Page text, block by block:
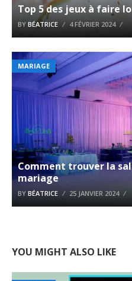
Top 5 des jeux à faire
BY BÉATRICE 4 FÉVRIER 2024
MARIAGE
Comment trouver la
mariage
BY BÉATRICE 25 JANVIER 2024
YOU MIGHT ALSO LIKE